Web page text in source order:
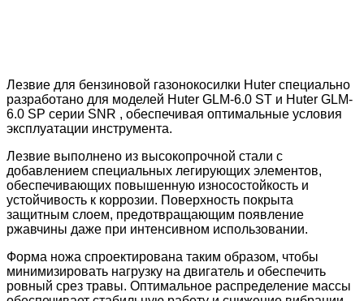
Лезвие для бензиновой газонокосилки Huter специально
разработано для моделей Huter GLM-6.0 ST и Huter GLM-
6.0 SP серии SNR , обеспечивая оптимальные условия
эксплуатации инструмента.
Лезвие выполнено из высокопрочной стали с
добавлением специальных легирующих элементов,
обеспечивающих повышенную износостойкость и
устойчивость к коррозии. Поверхность покрыта
защитным слоем, предотвращающим появление
ржавчины даже при интенсивном использовании.
Форма ножа спроектирована таким образом, чтобы
минимизировать нагрузку на двигатель и обеспечить
ровный срез травы. Оптимальное распределение массы